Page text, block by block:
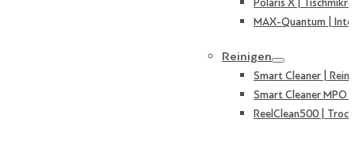
Polaris X |
MAX-Quantum |
Reinigen
Smart Cleaner |
Smart Cleaner MPO
ReelClean500 |